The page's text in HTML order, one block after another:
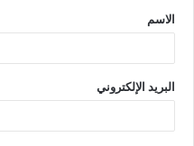
الاسم
البريد الإلكتروني